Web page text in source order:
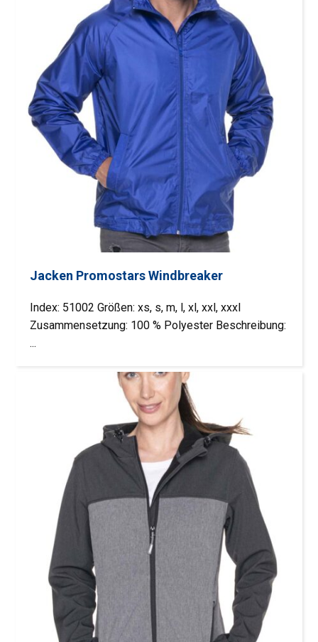
Jacken Promostars Windbreaker
Index: 51002 Größen: xs, s, m, l, xl, xxl, xxxl
Zusammensetzung: 100 % Polyester Beschreibung:
...